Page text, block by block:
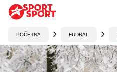
POČETNA FUDBAL